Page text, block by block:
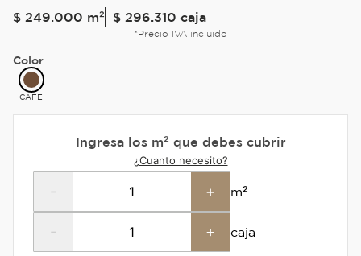
$ 249.000 m² $ 296.310 caja
*Precio IVA incluido
Color
CAFE
Ingresa los m² que debes cubrir
¿Cuanto necesito?
- + m²
- + caja